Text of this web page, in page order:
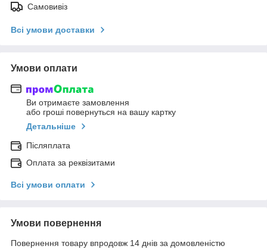
Самовивіз
Всі умови доставки
Умови оплати
Ви отримаєте замовлення
або гроші повернуться на вашу картку
Детальніше
Післяплата
Оплата за реквізитами
Всі умови оплати
Умови повернення
Повернення товару впродовж 14 днів за домовленістю